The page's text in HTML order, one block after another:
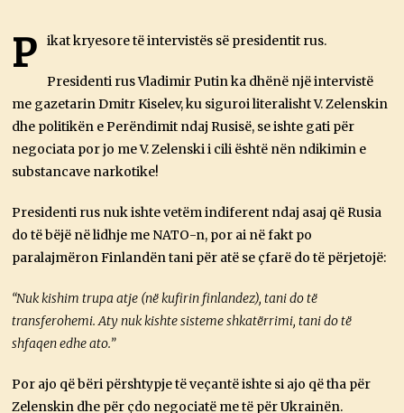
R
S
2
2
4
P ikat kryesore të intervistës së presidentit rus.
Presidenti rus Vladimir Putin ka dhënë një intervistë
me gazetarin Dmitr Kiselev, ku siguroi literalisht V. Zelenskin
dhe politikën e Perëndimit ndaj Rusisë, se ishte gati për
negociata por jo me V. Zelenski i cili është nën ndikimin e
substancave narkotike!
Presidenti rus nuk ishte vetëm indiferent ndaj asaj që Rusia
do të bëjë në lidhje me NATO-n, por ai në fakt po
paralajmëron Finlandën tani për atë se çfarë do të përjetojë:
“Nuk kishim trupa atje (në kufirin finlandez), tani do të
transferohemi. Aty nuk kishte sisteme shkatërrimi, tani do të
shfaqen edhe ato.”
Por ajo që bëri përshtypje të veçantë ishte si ajo që tha për
Zelenskin dhe për çdo negociatë me të për Ukrainën.